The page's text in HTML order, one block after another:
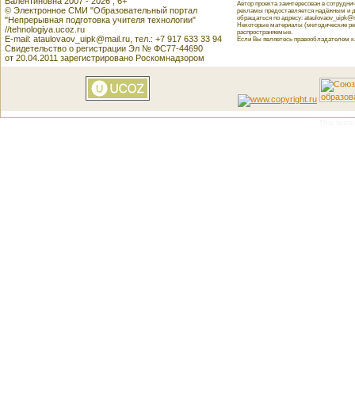
© Электронное СМИ "Образовательный портал
"Непрерывная подготовка учителя технологии"
//tehnologiya.ucoz.ru
E-mail: ataulovaov_uipk@mail.ru, тел.: +7 917 633 33 94
Свидетельство о регистрации Эл № ФС77-44690
от 20.04.2011 зарегистрировано Роскомнадзором
Автор проекта заинтересован в
рекламы предоставляется надёжным и
обращаться по адресу:
Некоторые материалы (методические
распространяемые.
Если Вы являетесь правообладателем